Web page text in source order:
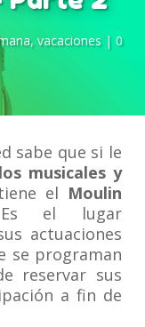
, vacaciones| 0
sabe que si le
musicales y
el Moulin
el lugar
actuaciones
se programan
reservar sus
a fin de